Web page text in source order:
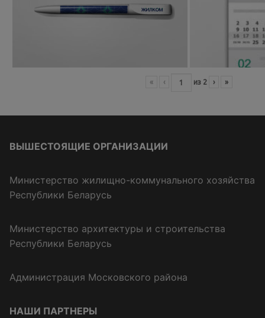
« ‹ из 2 › »
ВЫШЕСТОЯЩИЕ ОРГАНИЗАЦИИ
Министерство жилищно-коммунального хозяйства
Республики Беларусь
Министерство архитектуры и строительства
Республики Беларусь
Администрация Московского района
НАШИ ПАРТНЕРЫ